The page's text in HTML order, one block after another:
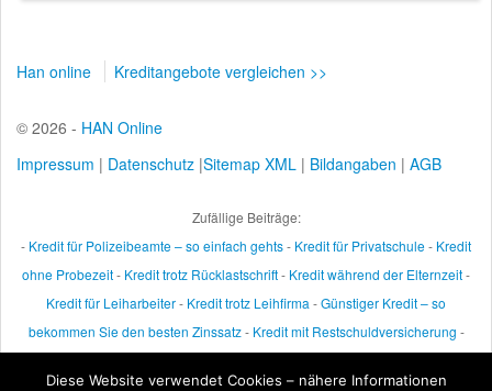
Han online Kreditangebote vergleichen >>
© 2026 - HAN Online
Impressum | Datenschutz |Sitemap XML | Bildangaben | AGB
Zufällige Beiträge:
- Kredit für Polizeibeamte – so einfach gehts- Kredit für Privatschule- Kredit
ohne Probezeit- Kredit trotz Rücklastschrift- Kredit während der Elternzeit-
Kredit für Leiharbeiter- Kredit trotz Leihfirma -Günstiger Kredit – so
bekommen Sie den besten Zinssatz- Kredit mit Restschuldversicherung -
Diese Website verwendet Cookies – nähere Informationen